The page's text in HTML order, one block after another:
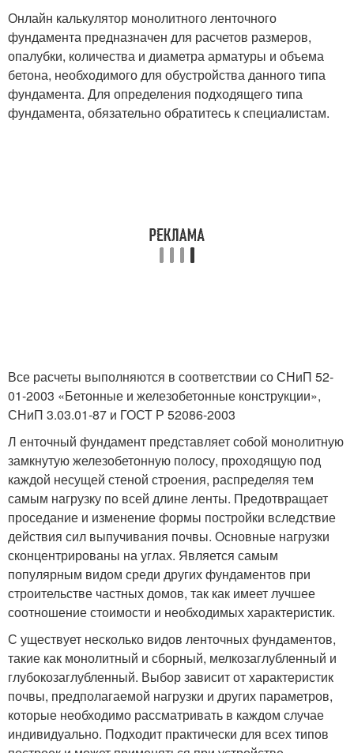
Онлайн калькулятор монолитного ленточного
фундамента предназначен для расчетов размеров,
опалубки, количества и диаметра арматуры и объема
бетона, необходимого для обустройства данного типа
фундамента. Для определения подходящего типа
фундамента, обязательно обратитесь к специалистам.
Все расчеты выполняются в соответствии со СНиП 52-
01-2003 «Бетонные и железобетонные конструкции»,
СНиП 3.03.01-87 и ГОСТ Р 52086-2003
Л енточный фундамент представляет собой монолитную
замкнутую железобетонную полосу, проходящую под
каждой несущей стеной строения, распределяя тем
самым нагрузку по всей длине ленты. Предотвращает
проседание и изменение формы постройки вследствие
действия сил выпучивания почвы. Основные нагрузки
сконцентрированы на углах. Является самым
популярным видом среди других фундаментов при
строительстве частных домов, так как имеет лучшее
соотношение стоимости и необходимых характеристик.
С уществует несколько видов ленточных фундаментов,
такие как монолитный и сборный, мелкозаглубленный и
глубокозаглубленный. Выбор зависит от характеристик
почвы, предполагаемой нагрузки и других параметров,
которые необходимо рассматривать в каждом случае
индивидуально. Подходит практически для всех типов